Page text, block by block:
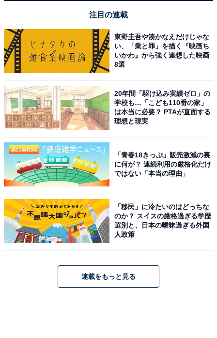
注目の連載
東野圭吾や湊かなえだけじゃな
い、「業と罪」を描く『映画ち
いかわ』から強く連想した映画
8選
20年間「駆け込み実績ゼロ」の
学校も…「こども110番の家」
は本当に必要？ PTAが直面する
理想と現実
「青春18きっぷ」販売激減の裏
に何が？ 連続利用の厳格化だけ
ではない「本当の理由」
「移民」に冷たいのはどっちな
のか？ スイスの厳格過ぎる学歴
選別と、日本の曖昧過ぎる外国
人政策
連載をもっと見る